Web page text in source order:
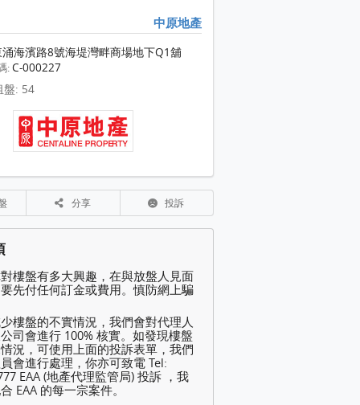
中原地產
涌海濱路8號海堤灣畔商場地下Q1舖
:C-000227
盤: 54
分享 投訴
樓盤有多大興趣，在與放盤人見面
先付任何訂金或費用。慎防網上騙
樓盤的不實情況，我們會對代理人
司會進行 100% 核實。如發現樓盤
況，可使用上面的投訴表單，我們
會進行處理，你亦可致電 Tel:
EAA (地產代理監管局) 投訴 ，我
EAA 的每一宗案件。